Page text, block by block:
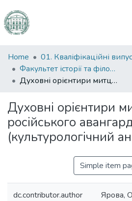
Communities
&
Collections
Statistics
Home
Факультет історії та філософії
Духовні орієнтири митця російського авангарду (культурологічний аналіз)
Духовні орієнтири
російського
(культурологічний
Simple item
dc.contributor.author Ярова,